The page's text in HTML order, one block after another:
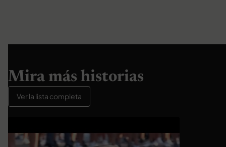
Mira más historias
Ver la lista completa